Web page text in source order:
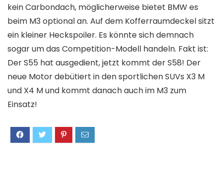
kein Carbondach, möglicherweise bietet BMW es
beim M3 optional an. Auf dem Kofferraumdeckel sitzt
ein kleiner Heckspoiler. Es könnte sich demnach
sogar um das Competition-Modell handeln. Fakt ist:
Der S55 hat ausgedient, jetzt kommt der S58! Der
neue Motor debütiert in den sportlichen SUVs X3 M
und X4 M und kommt danach auch im M3 zum
Einsatz!